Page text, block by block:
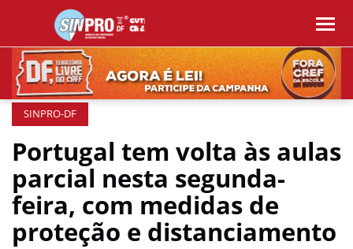
SINPRO-DF
Portugal tem volta às aulas
parcial nesta segunda-
feira, com medidas de
proteção e distanciamento